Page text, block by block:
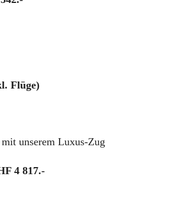
Flüge)
unserem Luxus-Zug
4 817.-